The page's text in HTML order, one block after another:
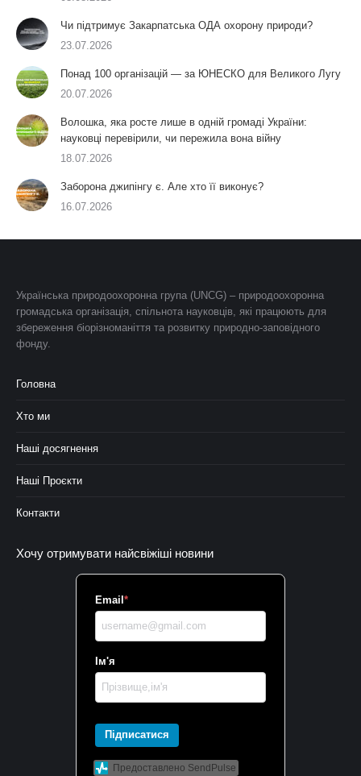
Чи підтримує Закарпатська ОДА охорону природи?
23.07.2026
Понад 100 організацій — за ЮНЕСКО для Великого Лугу
20.07.2026
Волошка, яка росте лише в одній громаді України:
науковці перевірили, чи пережила вона війну
18.07.2026
Заборона джипінгу є. Але хто її виконує?
16.07.2026
Українська природоохоронна група (UNCG) – природоохоронна
громадська організація, спільнота науковців, які працюють для
збереження біорізноманіття та розвитку природно-заповідного
фонду.
Головна
Хто ми
Наші досягнення
Наші Проєкти
Контакти
Хочу отримувати найсвіжіші новини
Email*
Ім'я
Підписатися
Предоставлено SendPulse